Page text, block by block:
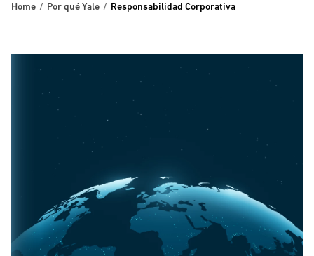
Home Por qué Yale Responsabilidad Corporativa